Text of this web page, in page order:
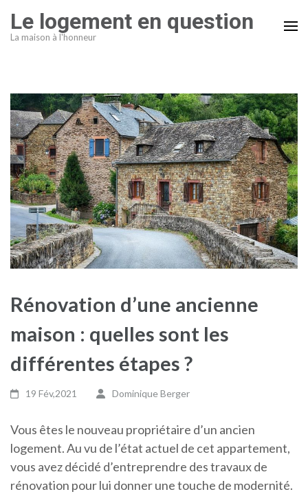
au
contenu
Le logement en question
La maison à l'honneur
Rénovation d’une ancienne
maison : quelles sont les
différentes étapes ?
19 Fév,2021 Dominique Berger
Vous êtes le nouveau propriétaire d’un ancien
logement. Au vu de l’état actuel de cet appartement,
vous avez décidé d’entreprendre des travaux de
rénovation pour lui donner une touche de modernité.